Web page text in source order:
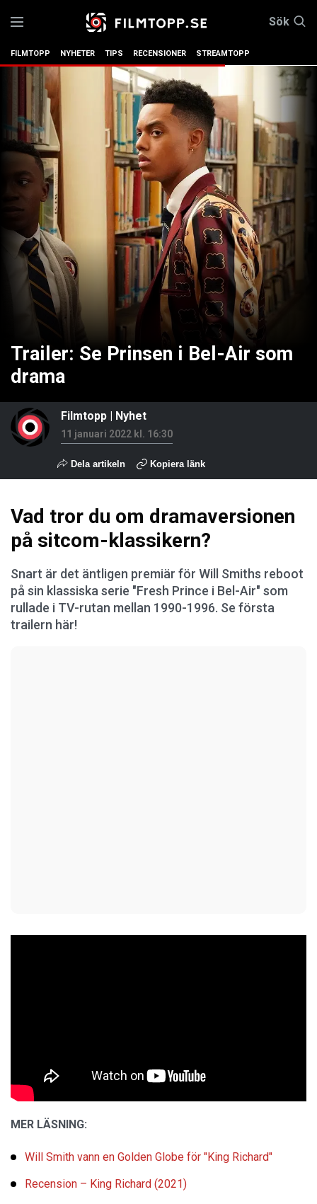
Sök
FILMTOPP NYHETER TIPS RECENSIONER STREAMTOPP
Trailer: Se Prinsen i Bel-Air som
drama
Filmtopp | Nyhet
11 januari 2022 kl. 16:30
Dela artikeln Kopiera länk
Vad tror du om dramaversionen
på sitcom-klassikern?
Snart är det äntligen premiär för Will Smiths reboot
på sin klassiska serie "Fresh Prince i Bel-Air" som
rullade i TV-rutan mellan 1990-1996. Se första
trailern här!
MER LÄSNING:
Will Smith vann en Golden Globe för "King Richard"
Recension – King Richard (2021)